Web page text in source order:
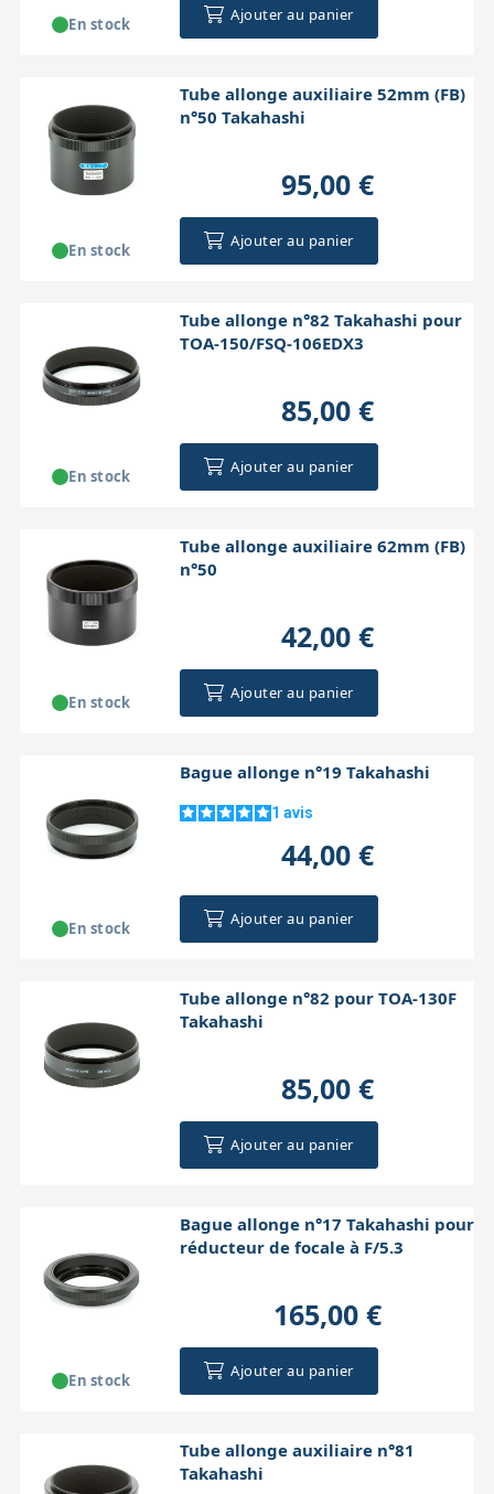
Ajouter au panier
En stock
Tube allonge auxiliaire 52mm (FB)
n°50 Takahashi
95,00 €
Ajouter au panier
En stock
Tube allonge n°82 Takahashi pour
TOA-150/FSQ-106EDX3
85,00 €
Ajouter au panier
En stock
Tube allonge auxiliaire 62mm (FB)
n°50
42,00 €
Ajouter au panier
En stock
Bague allonge n°19 Takahashi
1 avis
44,00 €
Ajouter au panier
En stock
Tube allonge n°82 pour TOA-130F
Takahashi
85,00 €
Ajouter au panier
Bague allonge n°17 Takahashi pour
réducteur de focale à F/5.3
165,00 €
Ajouter au panier
En stock
Tube allonge auxiliaire n°81
Takahashi